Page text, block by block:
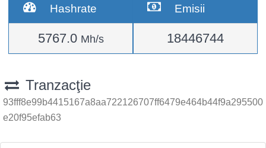
Hashrate
5767.0 Mh/s
Emisii
18446744
Tranzacţie
93fff8e99b4415167a8aa722126707ff6479e464b44f9a295500
e20f95efab63